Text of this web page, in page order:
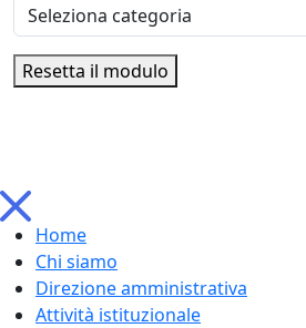
Resetta il modulo
Home
Chi siamo
Direzione amministrativa
Attività istituzionale